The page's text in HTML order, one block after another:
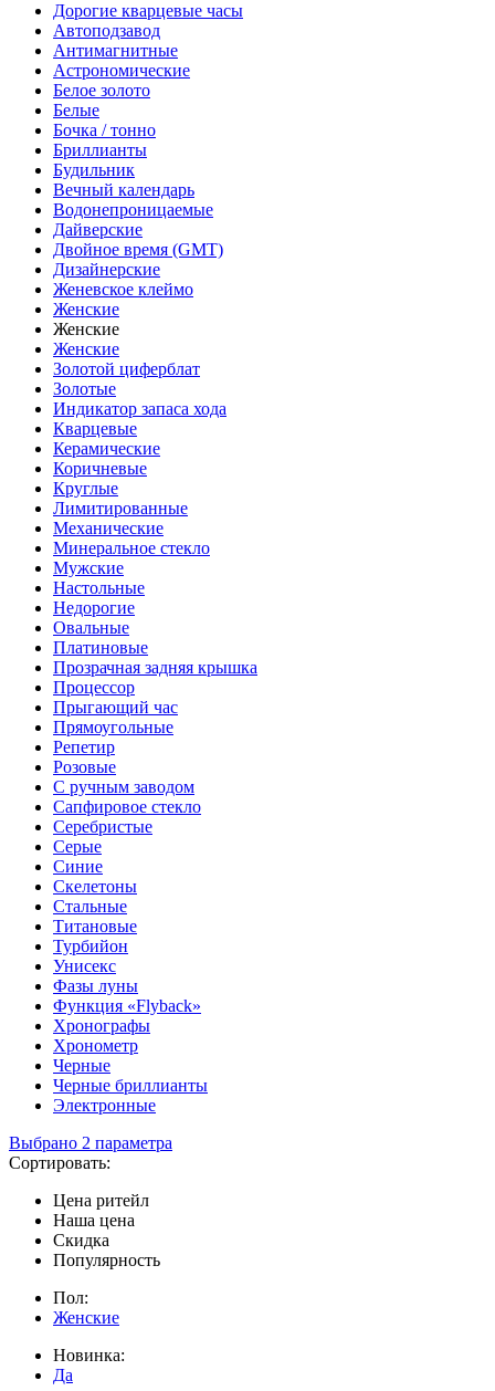
Дорогие кварцевые часы
Автоподзавод
Антимагнитные
Астрономические
Белое золото
Белые
Бочка / тонно
Бриллианты
Будильник
Вечный календарь
Водонепроницаемые
Дайверские
Двойное время (GMT)
Дизайнерские
Женевское клеймо
Женские
Женские
Женские
Золотой циферблат
Золотые
Индикатор запаса хода
Кварцевые
Керамические
Коричневые
Круглые
Лимитированные
Механические
Минеральное стекло
Мужские
Настольные
Недорогие
Овальные
Платиновые
Прозрачная задняя крышка
Процессор
Прыгающий час
Прямоугольные
Репетир
Розовые
С ручным заводом
Сапфировое стекло
Серебристые
Серые
Синие
Скелетоны
Стальные
Титановые
Турбийон
Унисекс
Фазы луны
Функция «Flyback»
Хронографы
Хронометр
Черные
Черные бриллианты
Электронные
Выбрано 2 параметра
Сортировать:
Цена ритейл
Наша цена
Скидка
Популярность
Пол:
Женские
Новинка:
Да